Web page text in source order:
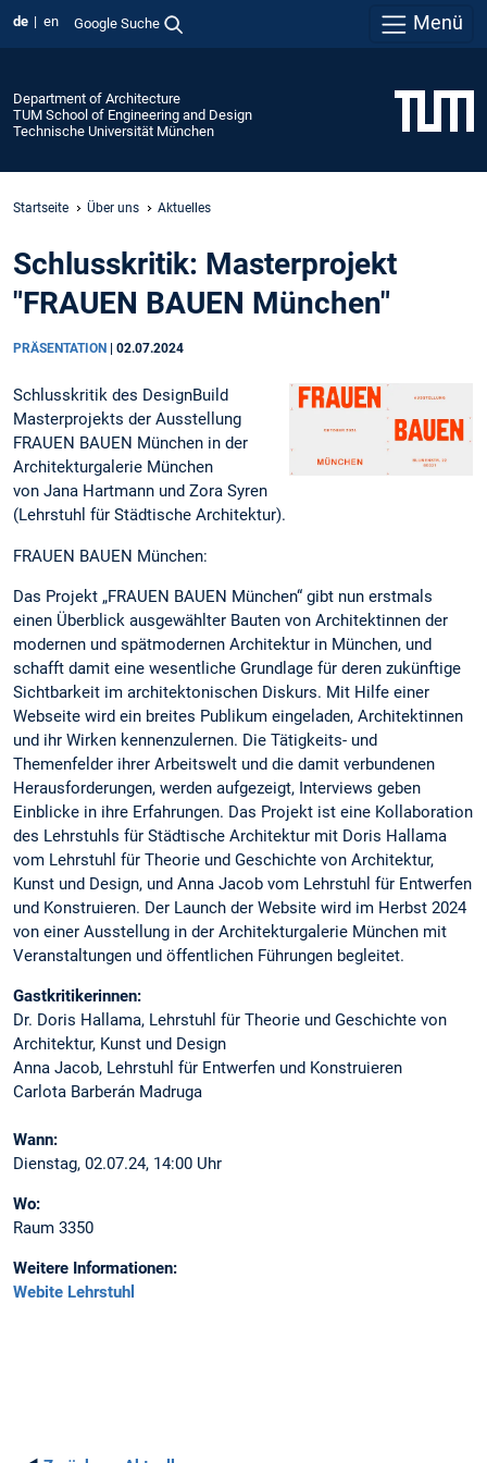
de en Google Suche Menü
Department of Architecture
TUM School of Engineering and Design
Technische Universität München
Startseite Über uns Aktuelles
Schlusskritik: Masterprojekt
"FRAUEN BAUEN München"
PRÄSENTATION 02.07.2024
Schlusskritik des DesignBuild
Masterprojekts der Ausstellung
FRAUEN BAUEN München in der
Architekturgalerie München
von Jana Hartmann und Zora Syren
(Lehrstuhl für Städtische Architektur).
FRAUEN BAUEN München:
Das Projekt „FRAUEN BAUEN München“ gibt nun erstmals
einen Überblick ausgewählter Bauten von Architektinnen der
modernen und spätmodernen Architektur in München, und
schafft damit eine wesentliche Grundlage für deren zukünftige
Sichtbarkeit im architektonischen Diskurs. Mit Hilfe einer
Webseite wird ein breites Publikum eingeladen, Architektinnen
und ihr Wirken kennenzulernen. Die Tätigkeits- und
Themenfelder ihrer Arbeitswelt und die damit verbundenen
Herausforderungen, werden aufgezeigt, Interviews geben
Einblicke in ihre Erfahrungen. Das Projekt ist eine Kollaboration
des Lehrstuhls für Städtische Architektur mit Doris Hallama
vom Lehrstuhl für Theorie und Geschichte von Architektur,
Kunst und Design, und Anna Jacob vom Lehrstuhl für Entwerfen
und Konstruieren. Der Launch der Website wird im Herbst 2024
von einer Ausstellung in der Architekturgalerie München mit
Veranstaltungen und öffentlichen Führungen begleitet.
Gastkritikerinnen:
Dr. Doris Hallama, Lehrstuhl für Theorie und Geschichte von
Architektur, Kunst und Design
Anna Jacob, Lehrstuhl für Entwerfen und Konstruieren
Carlota Barberán Madruga
Wann:
Dienstag, 02.07.24, 14:00 Uhr
Wo:
Raum 3350
Weitere Informationen:
Webite Lehrstuhl